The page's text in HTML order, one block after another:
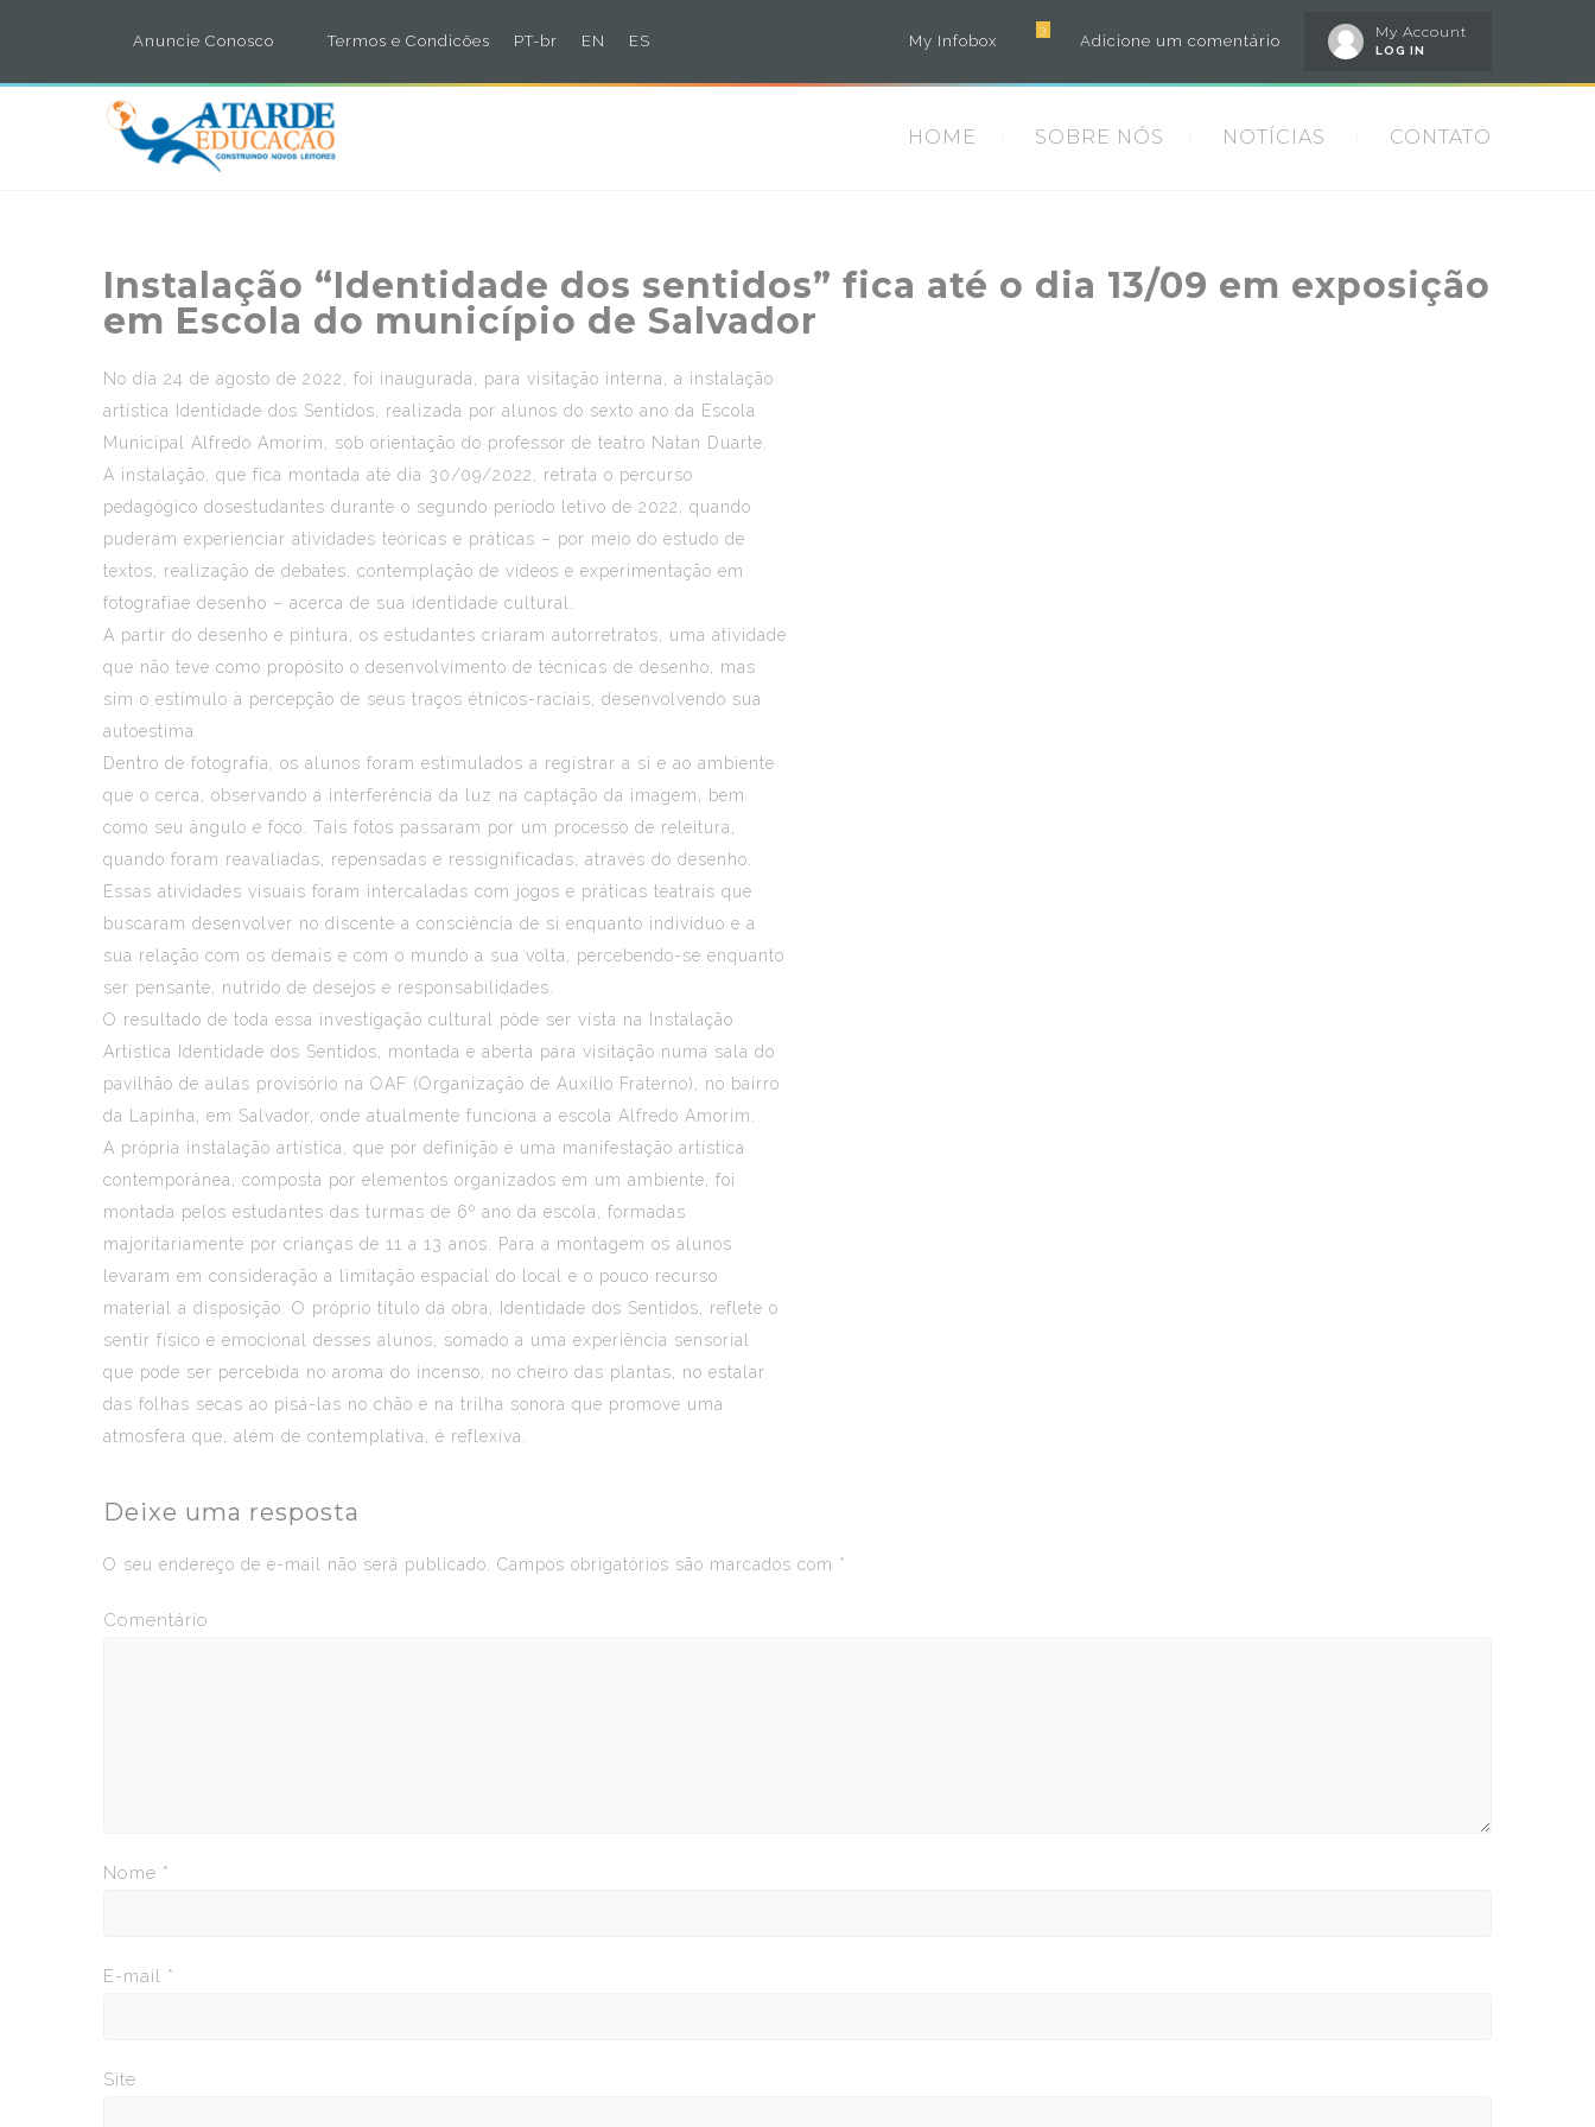
Anuncie Conosco Termos e Condicões PT-br EN ES
My Account
LOG IN
Adicione um comentário
3
My Infobox
HOME SOBRE NÓS NOTÍCIAS CONTATO
Instalação “Identidade dos sentidos” fica até o dia 13/09 em exposição
em Escola do município de Salvador
No dia 24 de agosto de 2022, foi inaugurada, para visitação interna, a instalação
artística Identidade dos Sentidos, realizada por alunos do sexto ano da Escola
Municipal Alfredo Amorim, sob orientação do professor de teatro Natan Duarte.
A instalação, que fica montada até dia 30/09/2022, retrata o percurso
pedagógico dosestudantes durante o segundo período letivo de 2022, quando
puderam experienciar atividades teóricas e práticas – por meio do estudo de
textos, realização de debates, contemplação de vídeos e experimentação em
fotografiae desenho – acerca de sua identidade cultural.
A partir do desenho e pintura, os estudantes criaram autorretratos, uma atividade
que não teve como propósito o desenvolvimento de técnicas de desenho, mas
sim o estímulo à percepção de seus traços étnicos-raciais, desenvolvendo sua
autoestima.
Dentro de fotografia, os alunos foram estimulados a registrar a si e ao ambiente
que o cerca, observando a interferência da luz na captação da imagem, bem
como seu ângulo e foco. Tais fotos passaram por um processo de releitura,
quando foram reavaliadas, repensadas e ressignificadas, através do desenho.
Essas atividades visuais foram intercaladas com jogos e práticas teatrais que
buscaram desenvolver no discente a consciência de si enquanto indivíduo e a
sua relação com os demais e com o mundo a sua volta, percebendo-se enquanto
ser pensante, nutrido de desejos e responsabilidades.
O resultado de toda essa investigação cultural pôde ser vista na Instalação
Artística Identidade dos Sentidos, montada e aberta para visitação numa sala do
pavilhão de aulas provisório na OAF (Organização de Auxílio Fraterno), no bairro
da Lapinha, em Salvador, onde atualmente funciona a escola Alfredo Amorim.
A própria instalação artística, que por definição é uma manifestação artística
contemporânea, composta por elementos organizados em um ambiente, foi
montada pelos estudantes das turmas de 6º ano da escola, formadas
majoritariamente por crianças de 11 a 13 anos. Para a montagem os alunos
levaram em consideração a limitação espacial do local e o pouco recurso
material a disposição. O próprio título da obra, Identidade dos Sentidos, reflete o
sentir físico e emocional desses alunos, somado a uma experiência sensorial
que pode ser percebida no aroma do incenso, no cheiro das plantas, no estalar
das folhas secas ao pisá-las no chão e na trilha sonora que promove uma
atmosfera que, além de contemplativa, é reflexiva.
Deixe uma resposta
O seu endereço de e-mail não será publicado. Campos obrigatórios são marcados com *
Comentário
Nome *
E-mail *
Site